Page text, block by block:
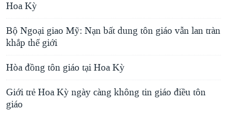
Hoa Kỳ
Bộ Ngoại giao Mỹ: Nạn bất dung tôn giáo vẫn lan tràn
khắp thế giới
Hòa đồng tôn giáo tại Hoa Kỳ
Giới trẻ Hoa Kỳ ngày càng không tin giáo điều tôn
giáo